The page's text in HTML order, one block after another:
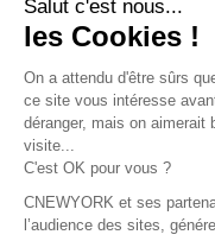
€ Euro
$ Dollar US
$ Dollar Canadien